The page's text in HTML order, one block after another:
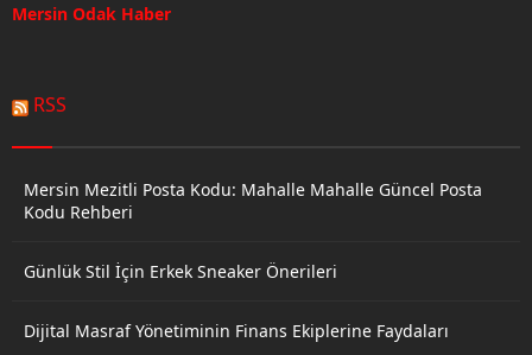
Mersin Odak Haber
RSS
Mersin Mezitli Posta Kodu: Mahalle Mahalle Güncel Posta
Kodu Rehberi
Günlük Stil İçin Erkek Sneaker Önerileri
Dijital Masraf Yönetiminin Finans Ekiplerine Faydaları